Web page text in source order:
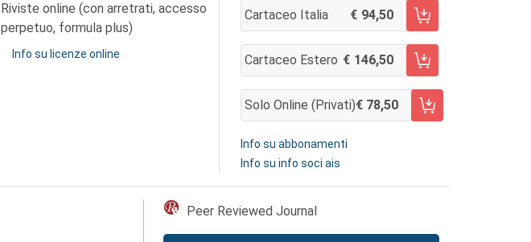
Riviste online (con arretrati, accesso
perpetuo, formula plus)
Info su licenze online
Cartaceo Italia 94,50
AGGIUNGI AL CARRELLO
Cartaceo Estero 146,50
AGGIUNGI AL CARRELLO
Solo Online (privati) 78,50
AGGIUNGI AL CARRELLO
Info su abbonamenti
Info su info soci ais
Peer Reviewed Journal